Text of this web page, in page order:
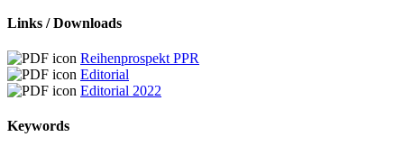
Links / Downloads
Reihenprospekt PPR
Editorial
Editorial 2022
Keywords